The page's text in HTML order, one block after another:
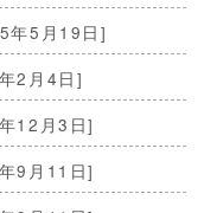
年5月19日]
2月4日]
12月3日]
9月11日]